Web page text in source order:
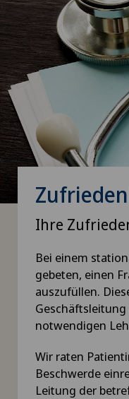
Ihre
Bei einem
gebeten, einen
auszufüllen.
notwendigen
Wir raten
Beschwerde
Leitung der